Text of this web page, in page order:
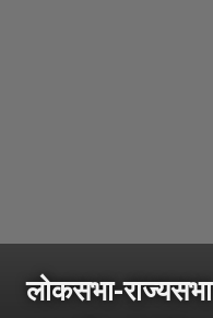
लोकसभा-राज्यसभा